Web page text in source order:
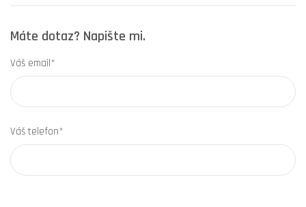
Máte dotaz? Napište mi.
Váš email*
Váš telefon*